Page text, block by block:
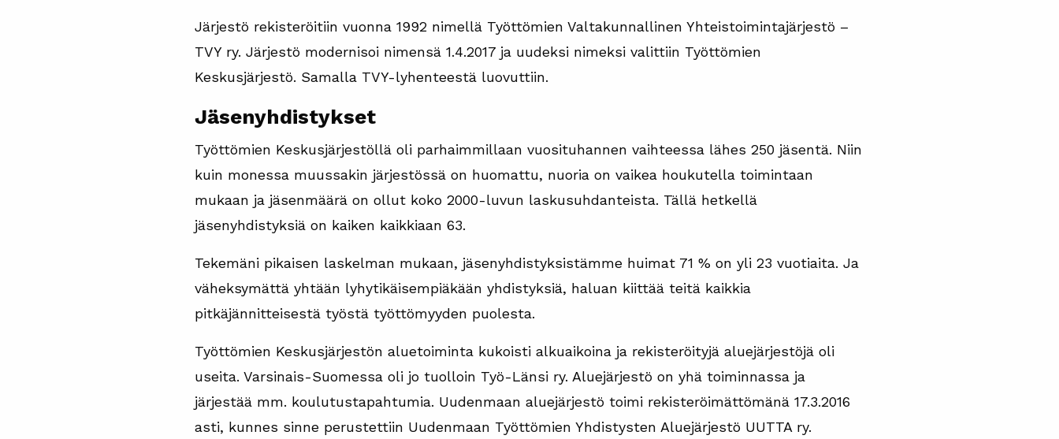
Järjestö rekisteröitiin vuonna 1992 nimellä Työttömien Valtakunnallinen Yhteistoimintajärjestö –
TVY ry. Järjestö modernisoi nimensä 1.4.2017 ja uudeksi nimeksi valittiin Työttömien
Keskusjärjestö. Samalla TVY-lyhenteestä luovuttiin.
Jäsenyhdistykset
Työttömien Keskusjärjestöllä oli parhaimmillaan vuosituhannen vaihteessa lähes 250 jäsentä. Niin
kuin monessa muussakin järjestössä on huomattu, nuoria on vaikea houkutella toimintaan
mukaan ja jäsenmäärä on ollut koko 2000-luvun laskusuhdanteista. Tällä hetkellä
jäsenyhdistyksiä on kaiken kaikkiaan 63.
Tekemäni pikaisen laskelman mukaan, jäsenyhdistyksistämme huimat 71 % on yli 23 vuotiaita. Ja
väheksymättä yhtään lyhytikäisempiäkään yhdistyksiä, haluan kiittää teitä kaikkia
pitkäjännitteisestä työstä työttömyyden puolesta.
Työttömien Keskusjärjestön aluetoiminta kukoisti alkuaikoina ja rekisteröityjä aluejärjestöjä oli
useita. Varsinais-Suomessa oli jo tuolloin Työ-Länsi ry. Aluejärjestö on yhä toiminnassa ja
järjestää mm. koulutustapahtumia. Uudenmaan aluejärjestö toimi rekisteröimättömänä 17.3.2016
asti, kunnes sinne perustettiin Uudenmaan Työttömien Yhdistysten Aluejärjestö UUTTA ry.